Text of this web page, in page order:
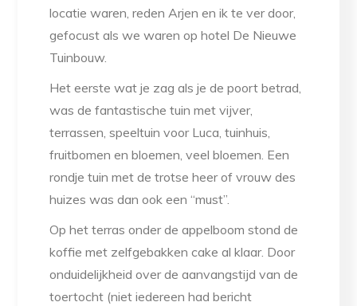
locatie waren, reden Arjen en ik te ver door,
gefocust als we waren op hotel De Nieuwe
Tuinbouw.
Het eerste wat je zag als je de poort betrad,
was de fantastische tuin met vijver,
terrassen, speeltuin voor Luca, tuinhuis,
fruitbomen en bloemen, veel bloemen. Een
rondje tuin met de trotse heer of vrouw des
huizes was dan ook een “must”.
Op het terras onder de appelboom stond de
koffie met zelfgebakken cake al klaar. Door
onduidelijkheid over de aanvangstijd van de
toertocht (niet iedereen had bericht